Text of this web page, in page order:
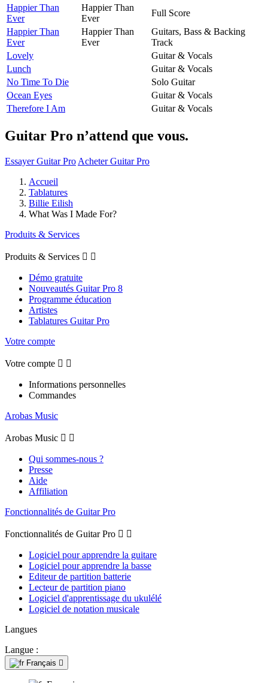
Happier Than
Ever
Happier Than
Ever
Full Score
Happier Than
Ever
Happier Than
Ever
Guitars, Bass & Backing
Track
Lovely
Guitar & Vocals
Lunch
Guitar & Vocals
No Time To Die
Solo Guitar
Ocean Eyes
Guitar & Vocals
Therefore I Am
Guitar & Vocals
Guitar Pro n’attend que vous.
Essayer Guitar Pro Acheter Guitar Pro
Accueil
Tablatures
Billie Eilish
What Was I Made For?
Produits & Services
Produits & Services  
Démo gratuite
Nouveautés Guitar Pro 8
Programme éducation
Artistes
Tablatures Guitar Pro
Votre compte
Votre compte  
Informations personnelles
Commandes
Arobas Music
Arobas Music  
Qui sommes-nous ?
Presse
Aide
Affiliation
Fonctionnalités de Guitar Pro
Fonctionnalités de Guitar Pro  
Logiciel pour apprendre la guitare
Logiciel pour apprendre la basse
Editeur de partition batterie
Lecteur de partition piano
Logiciel d'apprentissage du ukulélé
Logiciel de notation musicale
Langues
Langue :
Français 